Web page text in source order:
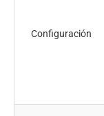
Configuración